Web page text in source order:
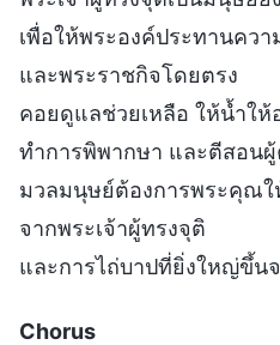
เพื่อให้พระองค์ประทานควา
และพระราชกิจโดยตรง
คอยดูแลช่วยเหลือ ให้น้ำให้
ทำการพิพากษา และตีสอน
มวลมนุษย์ต้องการพระคุณ
จากพระเจ้าผู้ทรงจุติ
และการไถ่บาปที่ยิ่งใหญ่ขึ้น
Chorus